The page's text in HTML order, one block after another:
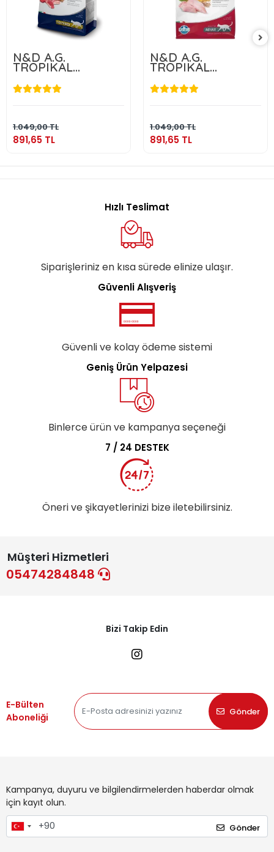
N&D A.G.
TROPIKAL
NEUTERED LAMB
1,5 KG
1.049,00 TL
891,65 TL
891,65 TL
N&D A.G.
TROPIKAL
NEUTERED
CHICKEN 1,5 KG
1.049,00 TL
891,65 TL
891,65 TL
Hızlı Teslimat
Siparişleriniz en kısa sürede elinize ulaşır.
Güvenli Alışveriş
Güvenli ve kolay ödeme sistemi
Geniş Ürün Yelpazesi
Binlerce ürün ve kampanya seçeneği
7 / 24 DESTEK
Öneri ve şikayetlerinizi bize iletebilirsiniz.
Müşteri Hizmetleri
05474284848
Bizi Takip Edin
E-Bülten
Aboneliği
Gönder
Kampanya, duyuru ve bilgilendirmelerden haberdar olmak
için kayıt olun.
Gönder